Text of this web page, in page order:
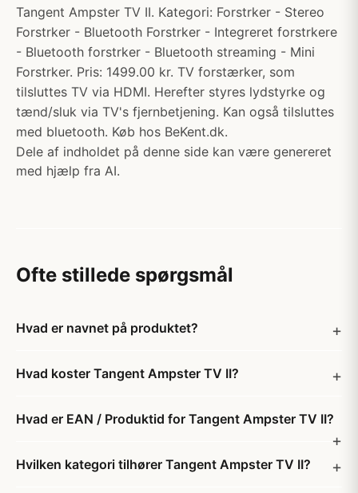
Tangent Ampster TV II. Kategori: Forstrker - Stereo
Forstrker - Bluetooth Forstrker - Integreret forstrkere
- Bluetooth forstrker - Bluetooth streaming - Mini
Forstrker. Pris: 1499.00 kr. TV forstærker, som
tilsluttes TV via HDMI. Herefter styres lydstyrke og
tænd/sluk via TV's fjernbetjening. Kan også tilsluttes
med bluetooth. Køb hos BeKent.dk.
Dele af indholdet på denne side kan være genereret
med hjælp fra AI.
Ofte stillede spørgsmål
Hvad er navnet på produktet?
Hvad koster Tangent Ampster TV II?
Hvad er EAN / Produktid for Tangent Ampster TV II?
Hvilken kategori tilhører Tangent Ampster TV II?